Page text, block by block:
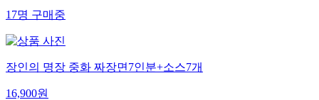
17명구매중
장인의 명장 중화 짜장면7인분+소스7개
16,900원